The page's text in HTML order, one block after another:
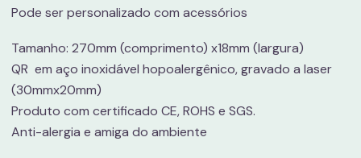
Pode ser personalizado com acessórios
Tamanho: 270mm (comprimento) x18mm (largura)
QR em aço inoxidável hopoalergênico, gravado a laser
(30mmx20mm)
Produto com certificado CE, ROHS e SGS.
Anti-alergia e amiga do ambiente